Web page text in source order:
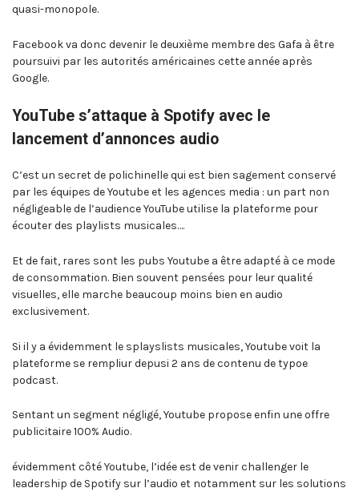
quasi-monopole.
Facebook va donc devenir le deuxième membre des Gafa à être
poursuivi par les autorités américaines cette année après
Google.
YouTube s’attaque à Spotify avec le
lancement d’annonces audio
C’est un secret de polichinelle qui est bien sagement conservé
par les équipes de Youtube et les agences media : un part non
négligeable de l’audience YouTube utilise la plateforme pour
écouter des playlists musicales….
Et de fait, rares sont les pubs Youtube a être adapté à ce mode
de consommation. Bien souvent pensées pour leur qualité
visuelles, elle marche beaucoup moins bien en audio
exclusivement.
Si il y a évidemment le splayslists musicales, Youtube voit la
plateforme se rempliur depusi 2 ans de contenu de typoe
podcast.
Sentant un segment négligé, Youtube propose enfin une offre
publicitaire 100% Audio.
évidemment côté Youtube, l’idée est de venir challenger le
leadership de Spotify sur l’audio et notamment sur les solutions